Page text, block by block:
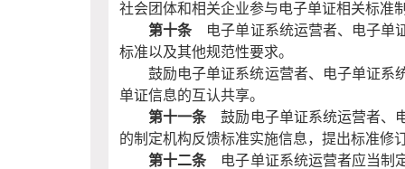
社会团体和相关企业参与电子单证相关标准
第十条电子单证系统运营者、电子单
标准以及其他规范性要求。
鼓励电子单证系统运营者、电子单证系
单证信息的互认共享。
第十一条鼓励电子单证系统运营者、
的制定机构反馈标准实施信息，提出标准修
第十二条电子单证系统运营者应当制